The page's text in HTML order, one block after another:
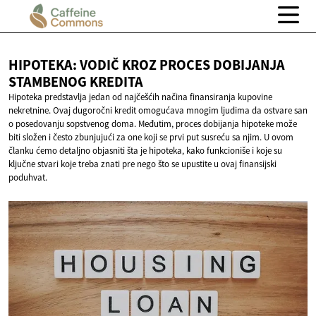
HIPOTEKA: VODIČ KROZ PROCES DOBIJANJA
STAMBENOG KREDITA
Hipoteka predstavlja jedan od najčešćih načina finansiranja kupovine
nekretnine. Ovaj dugoročni kredit omogućava mnogim ljudima da ostvare san
o posedovanju sopstvenog doma. Međutim, proces dobijanja hipoteke može
biti složen i često zbunjujući za one koji se prvi put susreću sa njim. U ovom
članku ćemo detaljno objasniti šta je hipoteka, kako funkcioniše i koje su
ključne stvari koje treba znati pre nego što se upustite u ovaj finansijski
poduhvat.